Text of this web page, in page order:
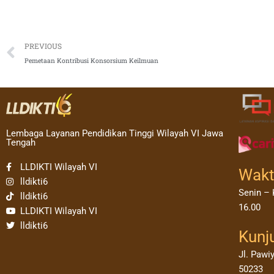
Prev
PREVIOUS
Pemetaan Kontribusi Konsorsium Keilmuan
Lembaga Layanan Pendidikan Tinggi Wilayah VI Jawa
Tengah
LLDIKTI Wilayah VI
lldikti6
lldikti6
LLDIKTI Wilayah VI
lldikti6
Senin –
16.00
Jl.
50233